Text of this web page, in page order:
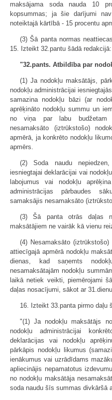
maksājama soda nauda 10
kopsummas; ja šie darījumi
noteiktajā kārtībā - 15 procentu
(3) Šā panta normas
15. Izteikt 32.pantu šādā redakcijā:
"32.pants. Atbildība par
(1) Ja nodokļu maksātājs,
nodokļu administrācijai
samazina nodokļu bāzi (ar
aprēķināto nodokļu summu un
no viņa par labu budžetam
nesamaksāto (iztrūkstošo)
apmērā, ja konkrēto nodokļu
apmērs.
(2) Soda naudu
iesniegtajai deklarācijai vai
labojumus vai nodokļu
administrācijas pārbaudes
samaksājis nesamaksāto
(3) Šā panta otrās daļas
maksātājiem ne vairāk kā vienu
(4) Nesamaksāto
attiecīgajā apmērā nodokļu
dienas, kad saņemts
nesamaksātajām nodokļu
laikā netiek veikti, piemērojami
daļas nosacījumi, sākot ar
16. Izteikt 33.panta pirmo daļu
"(1) Ja nodokļu maksātājs
nodokļu administrācijai
deklarācijas vai nodokļu
pārkāpis nodokļu likumus
ienākumus vai uzrādīdams
apliecinājis nepamatotus
no nodokļu maksātāja
soda naudu šīs summas divkāršā